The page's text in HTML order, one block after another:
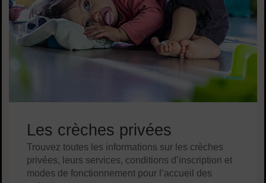
Les crèches privées
Trouvez toutes les informations sur les crèches
privées, leurs services, conditions d’inscription et
modes de fonctionnement pour l’accueil des